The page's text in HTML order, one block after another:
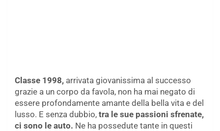
Classe 1998, arrivata giovanissima al successo
grazie a un corpo da favola, non ha mai negato di
essere profondamente amante della bella vita e del
lusso. E senza dubbio, tra le sue passioni sfrenate,
ci sono le auto. Ne ha possedute tante in questi